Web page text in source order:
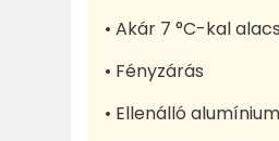
• Akár 7 °C-kal
• Fényzárás
• Ellenálló